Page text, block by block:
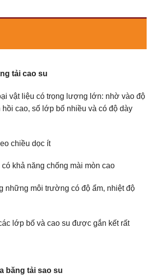
tải cao su
vật liệu có trọng lượng lớn: nhờ vào độ
hồi cao, số lớp bố nhiều và có độ dày
chiều dọc ít
khả năng chống mài mòn cao
những môi trường có độ ẩm, nhiệt độ
lớp bố và cao su được gắn kết rất
băng tải sao su